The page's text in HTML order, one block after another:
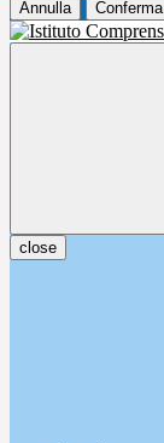
Annulla Conferma
close